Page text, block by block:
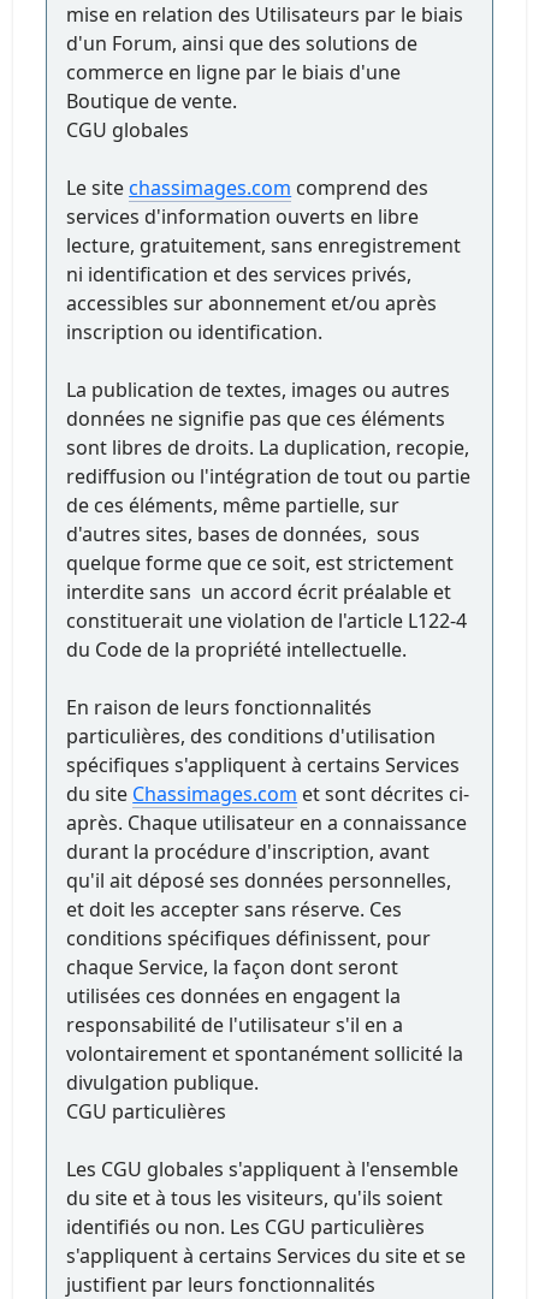
mise en relation des Utilisateurs par le biais
d'un Forum, ainsi que des solutions de
commerce en ligne par le biais d'une
Boutique de vente.
CGU globales
Le sitechassimages.com comprend des
services d'information ouverts en libre
lecture, gratuitement, sans enregistrement
ni identification et des services privés,
accessibles sur abonnement et/ou après
inscription ou identification.
La publication de textes, images ou autres
données ne signifie pas que ces éléments
sont libres de droits. La duplication, recopie,
rediffusion ou l'intégration de tout ou partie
de ces éléments, même partielle, sur
d'autres sites, bases de données, sous
quelque forme que ce soit, est strictement
interdite sans un accord écrit préalable et
constituerait une violation de l'article L122-4
du Code de la propriété intellectuelle.
En raison de leurs fonctionnalités
particulières, des conditions d'utilisation
spécifiques s'appliquent à certains Services
du site Chassimages.com et sont décrites ci-
après. Chaque utilisateur en a connaissance
durant la procédure d'inscription, avant
qu'il ait déposé ses données personnelles,
et doit les accepter sans réserve. Ces
conditions spécifiques définissent, pour
chaque Service, la façon dont seront
utilisées ces données en engagent la
responsabilité de l'utilisateur s'il en a
volontairement et spontanément sollicité la
divulgation publique.
CGU particulières
Les CGU globales s'appliquent à l'ensemble
du site et à tous les visiteurs, qu'ils soient
identifiés ou non. Les CGU particulières
s'appliquent à certains Services du site et se
justifient par leurs fonctionnalités